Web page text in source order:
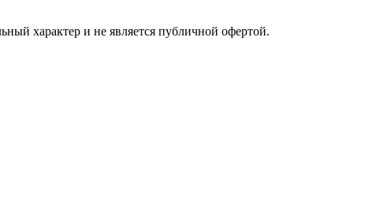
характер и не является публичной офертой.